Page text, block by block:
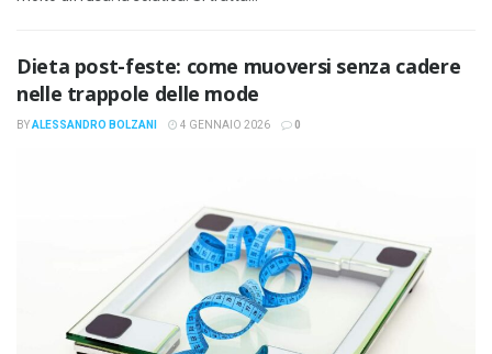
Dieta post-feste: come muoversi senza cadere
nelle trappole delle mode
BYALESSANDRO BOLZANI 4 GENNAIO 2026 0